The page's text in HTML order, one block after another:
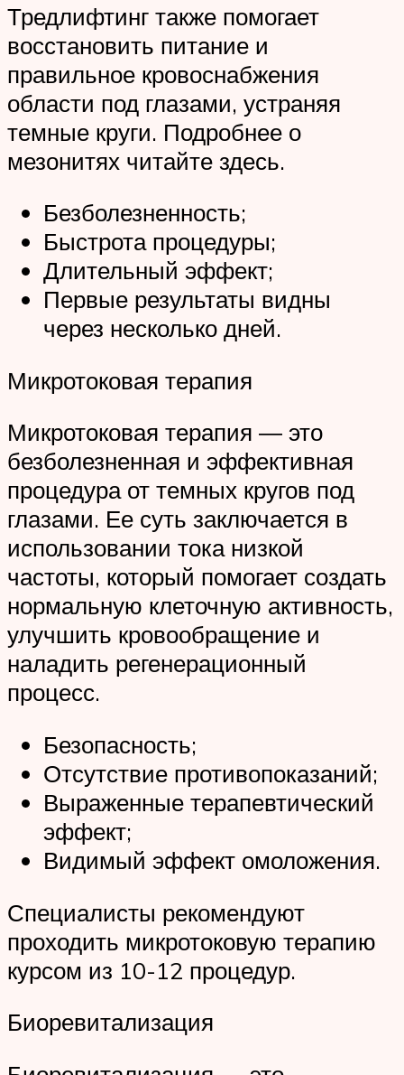
Тредлифтинг также помогает
восстановить питание и
правильное кровоснабжения
области под глазами, устраняя
темные круги. Подробнее о
мезонитях читайте здесь.
Безболезненность;
Быстрота процедуры;
Длительный эффект;
Первые результаты видны
через несколько дней.
Микротоковая терапия
Микротоковая терапия ― это
безболезненная и эффективная
процедура от темных кругов под
глазами. Ее суть заключается в
использовании тока низкой
частоты, который помогает создать
нормальную клеточную активность,
улучшить кровообращение и
наладить регенерационный
процесс.
Безопасность;
Отсутствие противопоказаний;
Выраженные терапевтический
эффект;
Видимый эффект омоложения.
Специалисты рекомендуют
проходить микротоковую терапию
курсом из 10-12 процедур.
Биоревитализация